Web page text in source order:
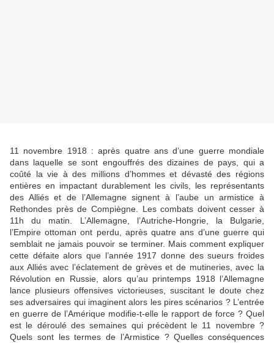
11 novembre 1918 : après quatre ans d’une guerre mondiale
dans laquelle se sont engouffrés des dizaines de pays, qui a
coûté la vie à des millions d’hommes et dévasté des régions
entières en impactant durablement les civils, les représentants
des Alliés et de l’Allemagne signent à l’aube un armistice à
Rethondes près de Compiègne. Les combats doivent cesser à
11h du matin. L’Allemagne, l’Autriche-Hongrie, la Bulgarie,
l’Empire ottoman ont perdu, après quatre ans d’une guerre qui
semblait ne jamais pouvoir se terminer. Mais comment expliquer
cette défaite alors que l’année 1917 donne des sueurs froides
aux Alliés avec l’éclatement de grèves et de mutineries, avec la
Révolution en Russie, alors qu’au printemps 1918 l’Allemagne
lance plusieurs offensives victorieuses, suscitant le doute chez
ses adversaires qui imaginent alors les pires scénarios ? L’entrée
en guerre de l’Amérique modifie-t-elle le rapport de force ? Quel
est le déroulé des semaines qui précèdent le 11 novembre ?
Quels sont les termes de l’Armistice ? Quelles conséquences